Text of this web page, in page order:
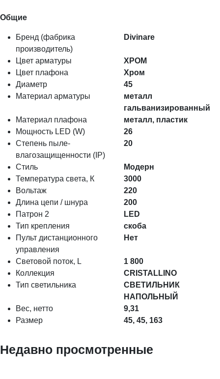
Общие
Бренд (фабрика
производитель)
Divinare
Цвет арматуры
ХРОМ
Цвет плафона
Хром
Диаметр
45
Материал арматуры
металл
гальванизированный
Материал плафона
металл, пластик
Мощность LED (W)
26
Степень пыле-
влагозащищенности (IP)
20
Стиль
Модерн
Температура света, К
3000
Вольтаж
220
Длина цепи / шнура
200
Патрон 2
LED
Тип крепления
скоба
Пульт дистанционного
управления
Нет
Световой поток, L
1 800
Коллекция
CRISTALLINO
Тип светильника
СВЕТИЛЬНИК
НАПОЛЬНЫЙ
Вес, нетто
9,31
Размер
45, 45, 163
Недавно просмотренные